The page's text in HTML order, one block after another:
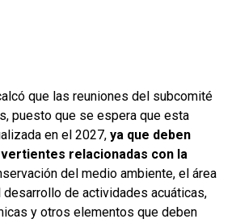
que las reuniones del subcomité
puesto que se espera que esta
en el 2027, ya que deben
relacionadas con la
del medio ambiente, el área
desarrollo de actividades acuáticas,
y otros elementos que deben